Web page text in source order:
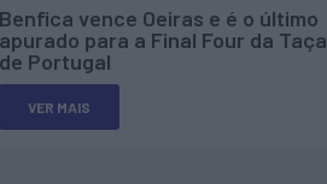
Benfica vence Oeiras e é o último
apurado para a Final Four da Taça
de Portugal
VER MAIS